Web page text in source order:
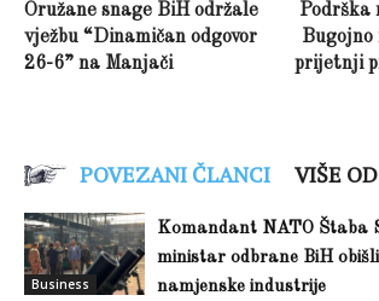
Oružane snage BiH održale
vježbu “Dinamičan odgovor
26-6” na Manjači
Podrška
prijetnji
POVEZANI ČLANCI VIŠE
Business
Komandant NATO Štaba
ministar odbrane BiH
namjenske industrije